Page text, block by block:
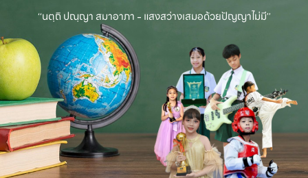
“นตฺถิ ปณฺญา สมาอาภา - แสงสว่างเสมอด้วยปัญญาไม่มี”